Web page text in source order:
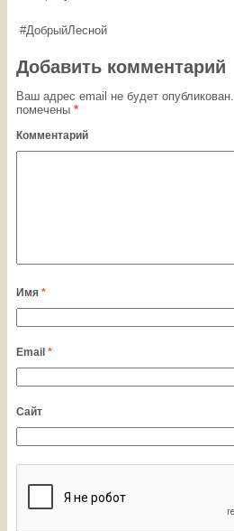
#ДобрыйЛесной
Добавить комментарий
Ваш адрес email не будет опубликован.
помечены *
Комментарий
Имя *
Email *
Сайт